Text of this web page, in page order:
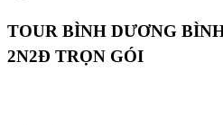
TOUR BÌNH DƯƠNG
2N2Đ TRỌN GÓI